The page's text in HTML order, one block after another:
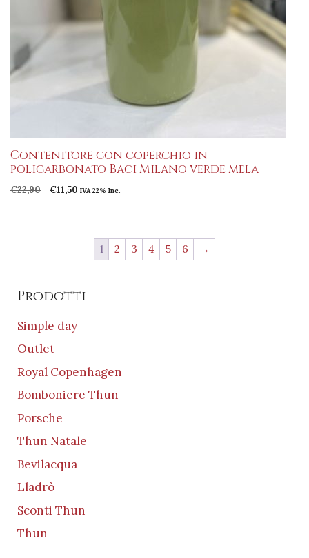
Contenitore con coperchio in
policarbonato Baci Milano verde mela
€22,90
Il
€11,50 Il
€11,50.
IVA 22% Inc.
1 2 3 4 5 6 →
Prodotti
Simple day
Outlet
Royal Copenhagen
Bomboniere Thun
Porsche
Thun Natale
Bevilacqua
Lladrò
Sconti Thun
Thun